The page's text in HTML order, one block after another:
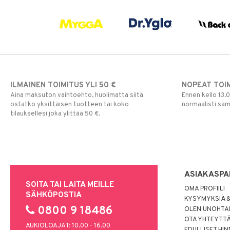
ILMAINEN TOIMITUS YLI 50 €
Aina maksuton vaihtoehto, huolimatta siitä
ostatko yksittäisen tuotteen tai koko
tilauksellesi joka ylittää 50 €.
NOPEAT
Ennen kello
normaalisti
SOITA TAI LAITA MEILLE
SÄHKÖPOSTIA
0800 9 18486
AUKIOLOAJAT: 10.00 - 16.00
OMA PROFIILI
KYSYMYKSIÄ
OLEN
OTA